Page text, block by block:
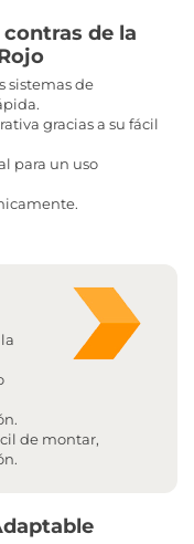
de la
sistemas de
gracias a su fácil
para un uso
de montar,